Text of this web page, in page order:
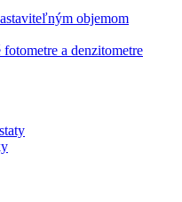
objemom
a denzitometre